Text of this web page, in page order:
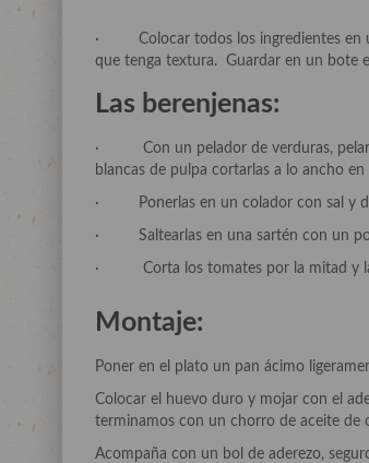
· Colocar todos los ingredientes en
que tenga textura. Guardar en un bote
Las berenjenas:
· Con un pelador de verduras, pelar
blancas de pulpa cortarlas a lo ancho
· Ponerlas en un colador con sal y
· Saltearlas en una sartén con un
· Corta los tomates por la mitad y la
Montaje:
Poner en el plato un pan ácimo
Colocar el huevo duro y mojar con el
terminamos con un chorro de aceite de
Acompaña con un bol de aderezo,